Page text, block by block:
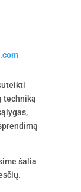
techniką
šalia